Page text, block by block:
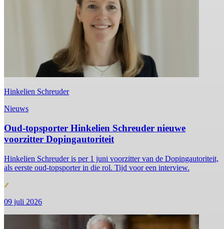
Hinkelien Schreuder
Nieuws
Oud-topsporter Hinkelien Schreuder nieuwe
voorzitter Dopingautoriteit
Hinkelien Schreuder is per 1 juni voorzitter van de Dopingautoriteit,
als eerste oud-topsporter in die rol. Tijd voor een interview.
09 juli 2026